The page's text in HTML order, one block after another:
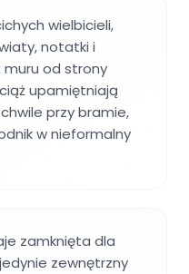
wielbicieli,
notatki i
muru od strony
upamiętniają
przy bramie,
w nieformalny
zamknięta dla
zewnętrzny